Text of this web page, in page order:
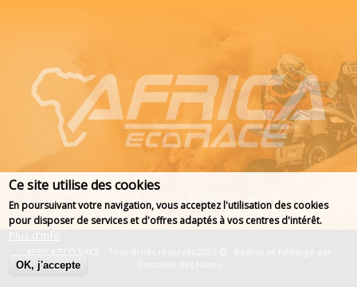
AFRICA ECO RACE - Tous droits réservés 2026
- Réalisé et hébergé par
Ce site utilise des cookies
En poursuivant votre navigation, vous acceptez l'utilisation des cookies
pour disposer de services et d'offres adaptés à vos centres d'intérêt.
Plus d'info
OK, j'accepte